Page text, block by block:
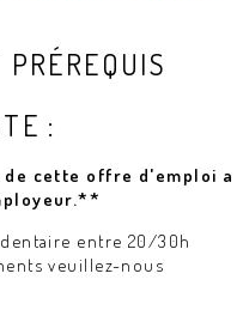
:
cette offre d'emploi a
entre 20/30h
veuillez-nous